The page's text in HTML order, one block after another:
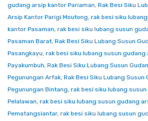
gudang arsip kantor Pariaman, Rak Besi Siku
Arsip Kantor Parigi Moutong, rak besi siku
kantor Pasaman, rak besi siku lubang susun
Pasaman Barat, Rak Besi Siku Lubang Susun
Pasangkayu, rak besi siku lubang susun gudang
Payakumbuh, Rak Besi Siku Lubang Susun
Pegunungan Arfak, Rak Besi Siku Lubang Susun
Pegunungan Bintang, rak besi siku lubang
Pelalawan, rak besi siku lubang susun gudang
Pematangsiantar, rak besi siku lubang susun